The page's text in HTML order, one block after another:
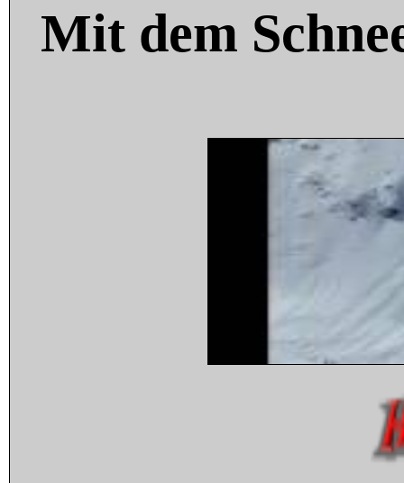
Mit dem